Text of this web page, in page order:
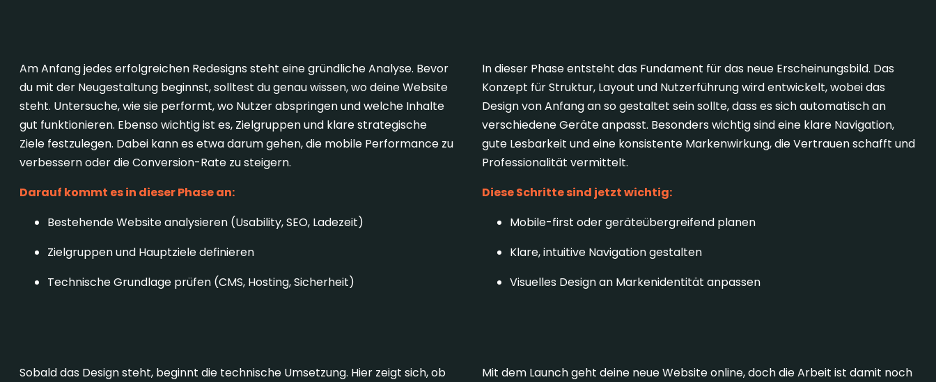
Am Anfang jedes erfolgreichen Redesigns steht eine gründliche Analyse. Bevor
du mit der Neugestaltung beginnst, solltest du genau wissen, wo deine Website
steht. Untersuche, wie sie performt, wo Nutzer abspringen und welche Inhalte
gut funktionieren. Ebenso wichtig ist es, Zielgruppen und klare strategische
Ziele festzulegen. Dabei kann es etwa darum gehen, die mobile Performance zu
verbessern oder die Conversion-Rate zu steigern.
Darauf kommt es in dieser Phase an:
Bestehende Website analysieren (Usability, SEO, Ladezeit)
Zielgruppen und Hauptziele definieren
Technische Grundlage prüfen (CMS, Hosting, Sicherheit)
In dieser Phase entsteht das Fundament für das neue Erscheinungsbild. Das
Konzept für Struktur, Layout und Nutzerführung wird entwickelt, wobei das
Design von Anfang an so gestaltet sein sollte, dass es sich automatisch an
verschiedene Geräte anpasst. Besonders wichtig sind eine klare Navigation,
gute Lesbarkeit und eine konsistente Markenwirkung, die Vertrauen schafft und
Professionalität vermittelt.
Diese Schritte sind jetzt wichtig:
Mobile-first oder geräteübergreifend planen
Klare, intuitive Navigation gestalten
Visuelles Design an Markenidentität anpassen
Sobald das Design steht, beginnt die technische Umsetzung. Hier zeigt sich, ob
Mit dem Launch geht deine neue Website online, doch die Arbeit ist damit noch